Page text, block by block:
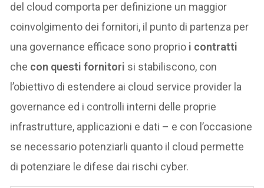
del cloud comporta per definizione un maggior
coinvolgimento dei fornitori, il punto di partenza per
una governance efficace sono proprio i contratti
che con questi fornitori si stabiliscono, con
l’obiettivo di estendere ai cloud service provider la
governance ed i controlli interni delle proprie
infrastrutture, applicazioni e dati – e con l’occasione
se necessario potenziarli quanto il cloud permette
di potenziare le difese dai rischi cyber.